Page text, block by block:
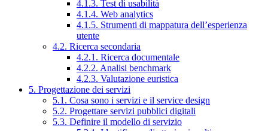
4.1.3. Test di usabilità
4.1.4. Web analytics
4.1.5. Strumenti di mappatura dell’esperienza
utente
4.2. Ricerca secondaria
4.2.1. Ricerca documentale
4.2.2. Analisi benchmark
4.2.3. Valutazione euristica
5. Progettazione dei servizi
5.1. Cosa sono i servizi e il service design
5.2. Progettare servizi pubblici digitali
5.3. Definire il modello di servizio